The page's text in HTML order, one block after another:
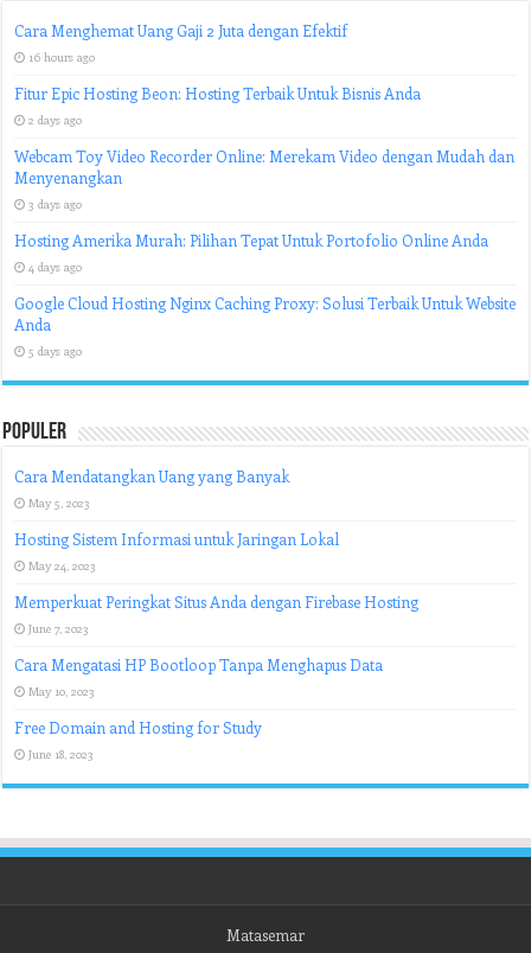
Cara Menghemat Uang Gaji 2 Juta dengan Efektif
16 hours ago
Fitur Epic Hosting Beon: Hosting Terbaik Untuk Bisnis Anda
2 days ago
Webcam Toy Video Recorder Online: Merekam Video dengan Mudah dan
Menyenangkan
3 days ago
Hosting Amerika Murah: Pilihan Tepat Untuk Portofolio Online Anda
4 days ago
Google Cloud Hosting Nginx Caching Proxy: Solusi Terbaik Untuk Website
Anda
5 days ago
Populer
Cara Mendatangkan Uang yang Banyak
May 5, 2023
Hosting Sistem Informasi untuk Jaringan Lokal
May 24, 2023
Memperkuat Peringkat Situs Anda dengan Firebase Hosting
June 7, 2023
Cara Mengatasi HP Bootloop Tanpa Menghapus Data
May 10, 2023
Free Domain and Hosting for Study
June 18, 2023
Matasemar